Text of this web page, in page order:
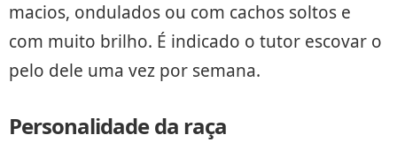
macios, ondulados ou com cachos soltos e
com muito brilho. É indicado o tutor escovar o
pelo dele uma vez por semana.
Personalidade da raça